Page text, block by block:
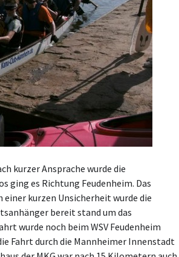
kurzer Ansprache wurde die
ging es Richtung Feudenheim. Das
kurzen Unsicherheit wurde die
bereit stand um das
wurde noch beim WSV Feudenheim
Fahrt durch die Mannheimer Innenstadt